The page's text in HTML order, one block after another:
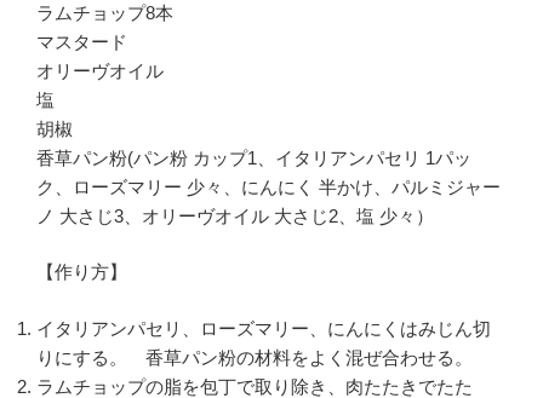
ラムチョップ8本
マスタード
オリーヴオイル
塩
胡椒
香草パン粉(パン粉 カップ1、イタリアンパセリ 1パッ
ク、ローズマリー 少々、にんにく 半かけ、パルミジャー
ノ 大さじ3、オリーヴオイル 大さじ2、塩 少々）
【作り方】
イタリアンパセリ、ローズマリー、にんにくはみじん切
りにする。 香草パン粉の材料をよく混ぜ合わせる。
ラムチョップの脂を包丁で取り除き、肉たたきでたた